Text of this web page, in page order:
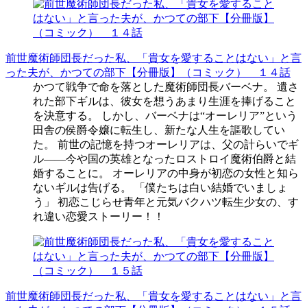
前世魔術師団長だった私、「貴女を愛することはない」と言
った夫が、かつての部下【分冊版】（コミック） １４話
かつて戦争で命を落とした魔術師団長バーベナ。 遺さ
れた部下ギルは、彼女を想うあまり生涯を捧げること
を決意する。 しかし、バーベナは“オーレリア”という
田舎の侯爵令嬢に転生し、新たな人生を謳歌してい
た。 前世の記憶を持つオーレリアは、父の計らいでギ
ル――今や国の英雄となったロストロイ魔術伯爵と結
婚することに。 オーレリアの中身が初恋の女性と知ら
ないギルは告げる。 「僕たちは白い結婚でいましょ
う」 初恋こじらせ青年と元気バクハツ転生少女の、す
れ違い恋愛ストーリー！！
前世魔術師団長だった私、「貴女を愛することはない」と言